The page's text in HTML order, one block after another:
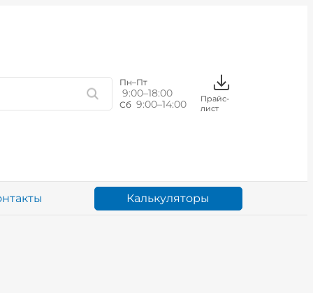
Пн–Пт
9:00–18:00
Сб 9:00–14:00
Прайс-
лист
Калькуляторы